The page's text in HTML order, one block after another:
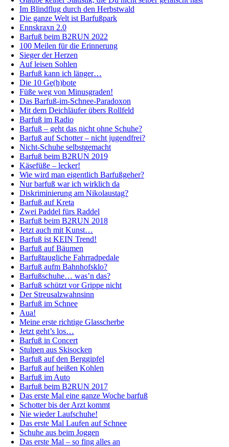
Im Blindflug durch den Herbstwald
Die ganze Welt ist Barfußpark
Ennskraxn 2.0
Barfuß beim B2RUN 2022
100 Meilen für die Erinnerung
Sieger der Herzen
Auf leisen Sohlen
Barfuß kann ich länger…
Die 10 Ge(h)bote
Füße weg von Minusgraden!
Das Barfuß-im-Schnee-Paradoxon
Mit dem Deichläufer übers Rollfeld
Barfuß im Radio
Barfuß – geht das nicht ohne Schuhe?
Barfuß auf Schotter – nicht jugendfrei?
Nicht-Schuhe selbstgemacht
Barfuß beim B2RUN 2019
Käsefüße – lecker!
Wie wird man eigentlich Barfußgeher?
Nur barfuß war ich wirklich da
Diskriminierung am Nikolaustag?
Barfuß auf Kreta
Zwei Paddel fürs Raddel
Barfuß beim B2RUN 2018
Jetzt auch mit Kunst…
Barfuß ist KEIN Trend!
Barfuß auf Bäumen
Barfußtaugliche Fahrradpedale
Barfuß aufm Bahnhofsklo?
Barfußschuhe… was’n das?
Barfuß schützt vor Grippe nicht
Der Streusalzwahnsinn
Barfuß im Schnee
Aua!
Meine erste richtige Glasscherbe
Jetzt geht’s los…
Barfuß in Concert
Stulpen aus Skisocken
Barfuß auf den Berggipfel
Barfuß auf heißen Kohlen
Barfuß im Auto
Barfuß beim B2RUN 2017
Das erste Mal eine ganze Woche barfuß
Schotter bis der Arzt kommt
Nie wieder Laufschuhe!
Das erste Mal Laufen auf Schnee
Schuhe aus beim Joggen
Das erste Mal – so fing alles an